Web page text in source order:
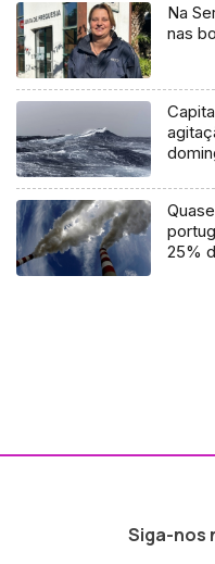
Na
nas
25%
Siga-nos